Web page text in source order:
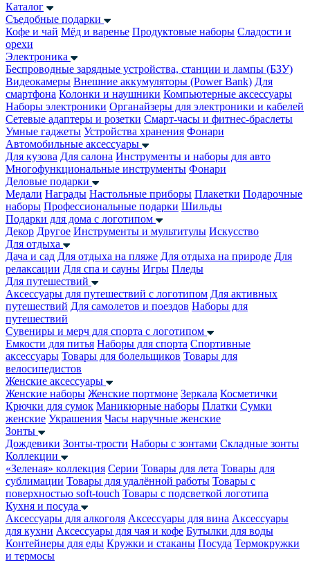
Каталог
Съедобные подарки
Кофе и чай Мёд и варенье Продуктовые наборы Сладости и
орехи
Электроника
Беспроводные зарядные устройства, станции и лампы (БЗУ)
Видеокамеры Внешние аккумуляторы (Power Bank) Для
смартфона Колонки и наушники Компьютерные аксессуары
Наборы электроники Органайзеры для электроники и кабелей
Сетевые адаптеры и розетки Смарт-часы и фитнес-браслеты
Умные гаджеты Устройства хранения Фонари
Автомобильные аксессуары
Для кузова Для салона Инструменты и наборы для авто
Многофункциональные инструменты Фонари
Деловые подарки
Медали Награды Настольные приборы Плакетки Подарочные
наборы Профессиональные подарки Шильды
Подарки для дома с логотипом
Декор Другое Инструменты и мультитулы Искусство
Для отдыха
Дача и сад Для отдыха на пляже Для отдыха на природе Для
релаксации Для спа и сауны Игры Пледы
Для путешествий
Аксессуары для путешествий с логотипом Для активных
путешествий Для самолетов и поездов Наборы для
путешествий
Сувениры и мерч для спорта с логотипом
Емкости для питья Наборы для спорта Спортивные
аксессуары Товары для болельщиков Товары для
велосипедистов
Женские аксессуары
Женские наборы Женские портмоне Зеркала Косметички
Крючки для сумок Маникюрные наборы Платки Сумки
женские Украшения Часы наручные женские
Зонты
Дождевики Зонты-трости Наборы с зонтами Складные зонты
Коллекции
«Зеленая» коллекция Серии Товары для лета Товары для
сублимации Товары для удалённой работы Товары с
поверхностью soft-touch Товары с подсветкой логотипа
Кухня и посуда
Аксессуары для алкоголя Аксессуары для вина Аксессуары
для кухни Аксессуары для чая и кофе Бутылки для воды
Контейнеры для еды Кружки и стаканы Посуда Термокружки
и термосы